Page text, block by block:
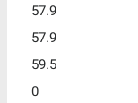
57.9
57.9
59.5
0